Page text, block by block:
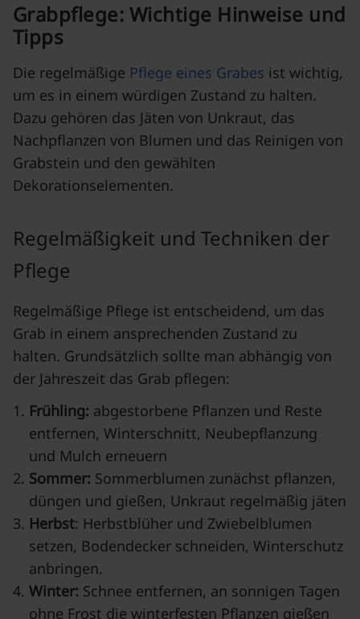
Grabpflege: Wichtige Hinweise und
Tipps
Die regelmäßige Pflege eines Grabes ist wichtig,
um es in einem würdigen Zustand zu halten.
Dazu gehören das Jäten von Unkraut, das
Nachpflanzen von Blumen und das Reinigen von
Grabstein und den gewählten
Dekorationselementen.
Regelmäßigkeit und Techniken der
Pflege
Regelmäßige Pflege ist entscheidend, um das
Grab in einem ansprechenden Zustand zu
halten. Grundsätzlich sollte man abhängig von
der Jahreszeit das Grab pflegen:
Frühling: abgestorbene Pflanzen und Reste
entfernen, Winterschnitt, Neubepflanzung
und Mulch erneuern
Sommer: Sommerblumen zunächst pflanzen,
düngen und gießen, Unkraut regelmäßig jäten
Herbst: Herbstblüher und Zwiebelblumen
setzen, Bodendecker schneiden, Winterschutz
anbringen.
Winter: Schnee entfernen, an sonnigen Tagen
ohne Frost die winterfesten Pflanzen gießen